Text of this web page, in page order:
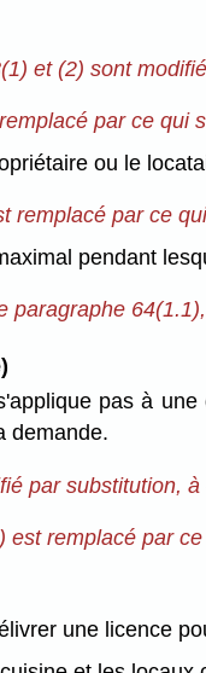
et (2) sont
par ce qui
ou le
remplacé par ce
pendant
paragraphe
pas à
demande.
par substitution, à
est remplacé par
une licence